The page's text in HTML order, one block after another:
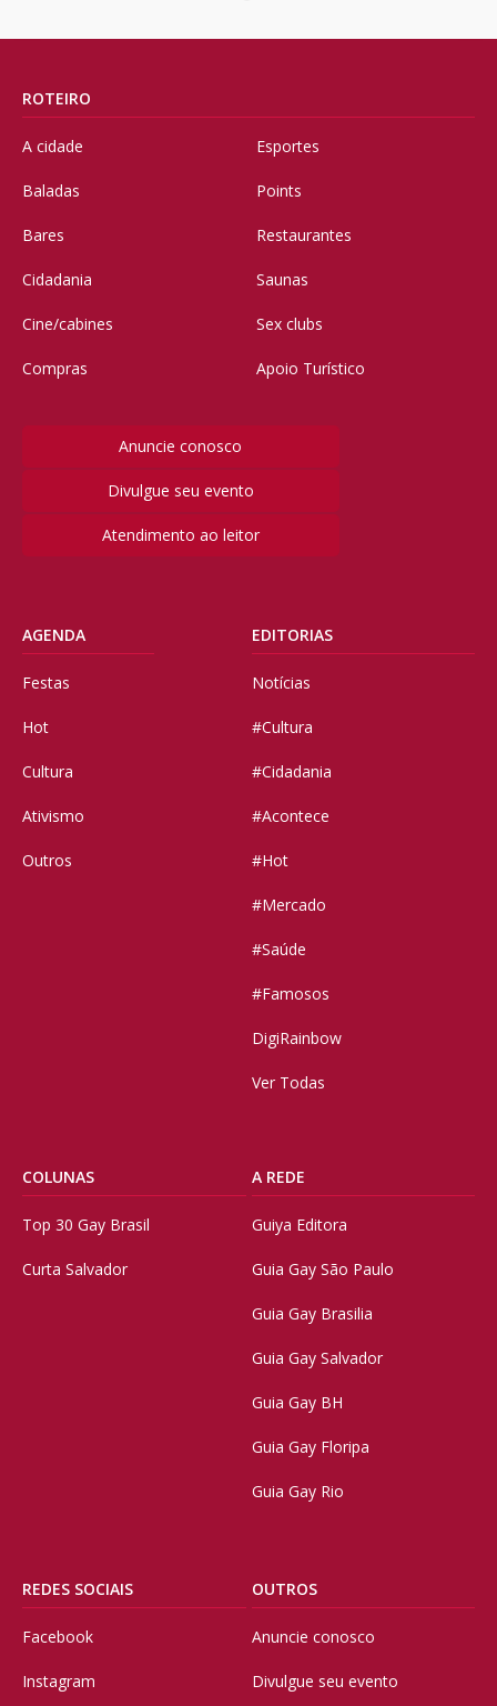
ROTEIRO
A cidade
Baladas
Bares
Cidadania
Cine/cabines
Compras
Esportes
Points
Restaurantes
Saunas
Sex clubs
Apoio Turístico
Anuncie conosco
Divulgue seu evento
Atendimento ao leitor
AGENDA
Festas
Hot
Cultura
Ativismo
Outros
EDITORIAS
Notícias
#Cultura
#Cidadania
#Acontece
#Hot
#Mercado
#Saúde
#Famosos
DigiRainbow
Ver Todas
COLUNAS
Top 30 Gay Brasil
Curta Salvador
A REDE
Guiya Editora
Guia Gay São Paulo
Guia Gay Brasilia
Guia Gay Salvador
Guia Gay BH
Guia Gay Floripa
Guia Gay Rio
REDES SOCIAIS
Facebook
Instagram
OUTROS
Anuncie conosco
Divulgue seu evento